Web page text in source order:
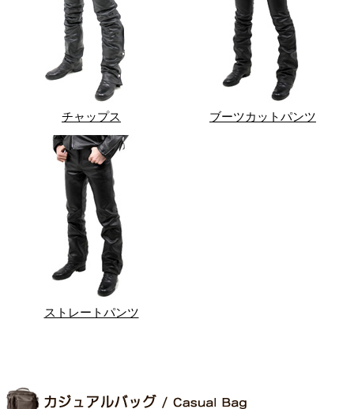
チャップス ブーツカットパンツ
ストレートパンツ